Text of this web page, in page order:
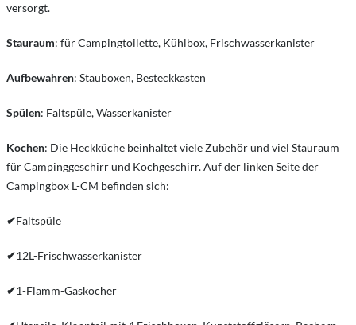
versorgt.
Stauraum: für Campingtoilette, Kühlbox, Frischwasserkanister
Aufbewahren: Stauboxen, Besteckkasten
Spülen: Faltspüle, Wasserkanister
Kochen: Die Heckküche beinhaltet viele Zubehör und viel Stauraum
für Campinggeschirr und Kochgeschirr. Auf der linken Seite der
Campingbox L-CM befinden sich:
✔Faltspüle
✔12L-Frischwasserkanister
✔1-Flamm-Gaskocher